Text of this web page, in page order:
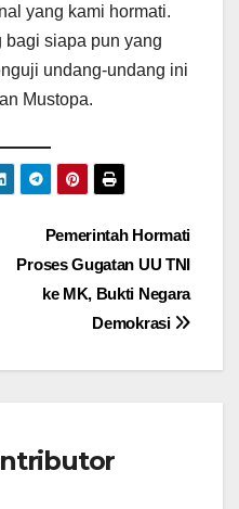
yang kami hormati.
bagi siapa pun yang
undang-undang ini
Mustopa.
Pemerintah Hormati
Proses Gugatan UU TNI
ke MK, Bukti Negara
Demokrasi